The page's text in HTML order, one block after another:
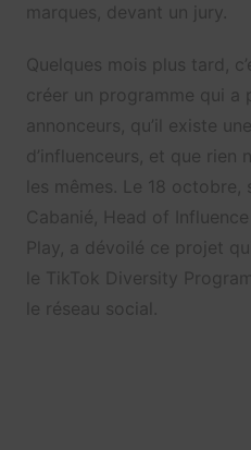
marques, devant un jury.
Quelques mois plus tard,
créer un programme qui a
annonceurs, qu’il existe
d’influenceurs, et que rien
les mêmes. Le 18 octobre,
Cabanié, Head of
Play, a dévoilé ce projet
le TikTok Diversity
le réseau social.